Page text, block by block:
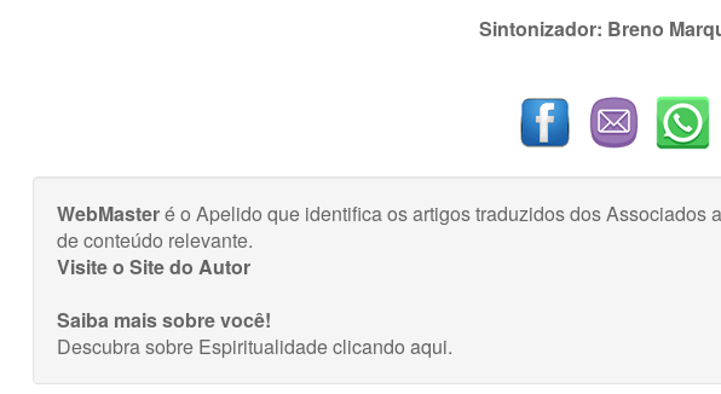
Sintonizador: Breno
WebMasteré o Apelido que identifica os artigos traduzidos dos Associados
de conteúdo relevante.
Visite o Site do Autor
Saiba mais sobre você!
Descubra sobre Espiritualidadeclicando aqui.